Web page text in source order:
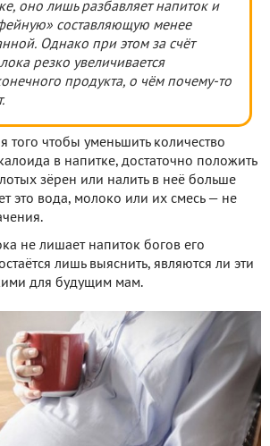
оно лишь разбавляет напиток и
составляющую менее
Однако при этом за счёт
резко увеличивается
продукта, о чём почему-то
того чтобы уменьшить количество
в напитке, достаточно положить
зёрен или налить в неё больше
это вода, молоко или их смесь — не
не лишает напиток богов его
лишь выяснить, являются ли эти
для будущим мам.